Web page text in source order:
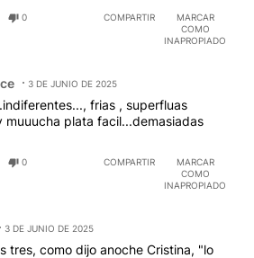
0 COMPARTIR
MARCAR
COMO
INAPROPIADO
3 DE JUNIO DE 2025
frias , superfluas
muuucha plata facil...demasiadas
0 COMPARTIR
MARCAR
COMO
INAPROPIADO
3 DE JUNIO DE 2025
tres, como dijo anoche Cristina, "lo